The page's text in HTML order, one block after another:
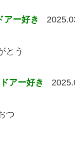
アー好き
とう
アー好き
つ